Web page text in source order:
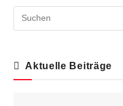
Aktuelle Beiträge